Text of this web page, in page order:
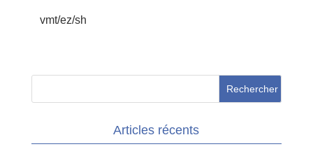
vmt/ez/sh
Articles récents